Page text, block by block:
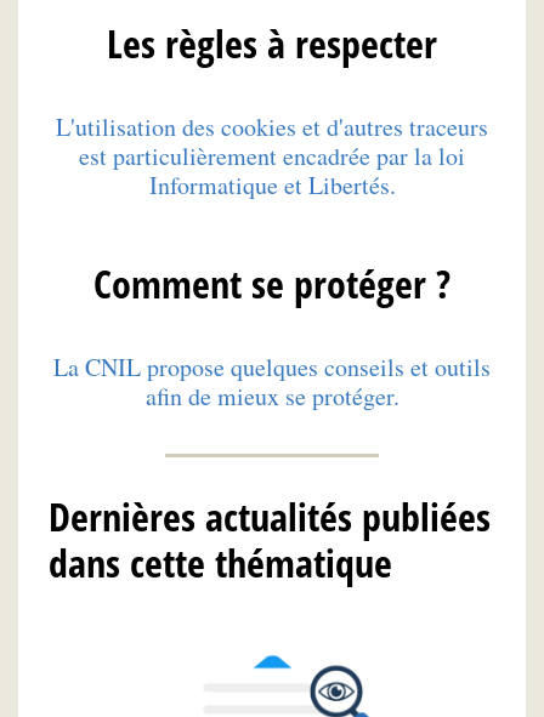
Les règles à respecter
L'utilisation des cookies et d'autres traceurs
est particulièrement encadrée par la loi
Informatique et Libertés.
Comment se protéger ?
La CNIL propose quelques conseils et outils
afin de mieux se protéger.
Dernières actualités publiées
dans cette thématique